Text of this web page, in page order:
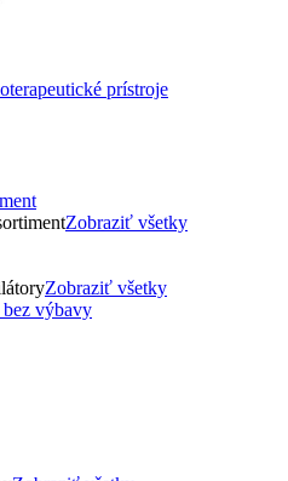
prístroje
Zobraziť všetky
Zobraziť všetky